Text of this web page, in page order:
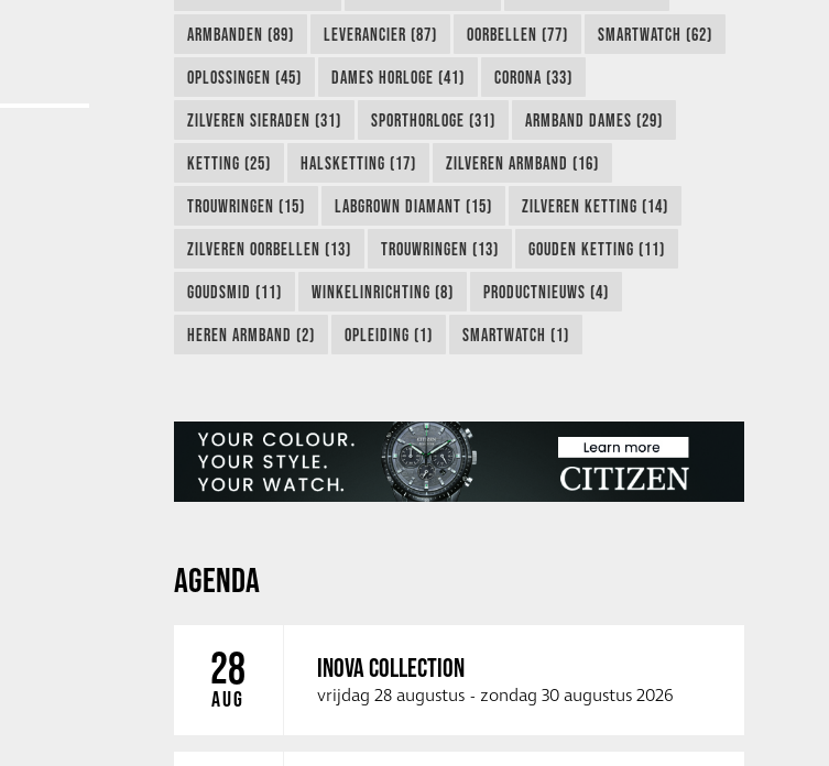
ARMBANDEN (89) LEVERANCIER (87) OORBELLEN (77) SMARTWATCH (62)
OPLOSSINGEN (45) DAMES HORLOGE (41) CORONA (33)
ZILVEREN SIERADEN (31) SPORTHORLOGE (31) ARMBAND DAMES (29)
KETTING (25) HALSKETTING (17) ZILVEREN ARMBAND (16)
TROUWRINGEN (15) LABGROWN DIAMANT (15) ZILVEREN KETTING (14)
ZILVEREN OORBELLEN (13) TROUWRINGEN (13) GOUDEN KETTING (11)
GOUDSMID (11) WINKELINRICHTING (8) PRODUCTNIEUWS (4)
HEREN ARMBAND (2) OPLEIDING (1) SMARTWATCH (1)
AGENDA
28
AUG
INOVA COLLECTION
vrijdag 28 augustus - zondag 30 augustus 2026